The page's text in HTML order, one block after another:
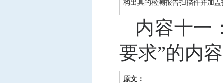
构出具的检测报告扫描件并加
内容十一
要求”的内
原文：